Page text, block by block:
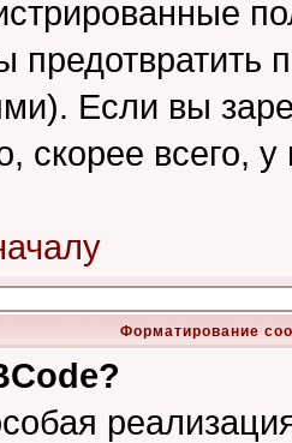
предотвратить
Если вы
скорее всего,
Форматирование